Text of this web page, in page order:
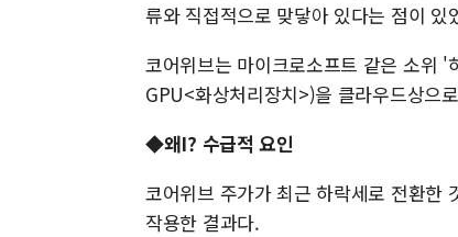
류와 직접적으로 맞닿아 있다는 점이 있
코어위브는 마이크로소프트 같은 소위
GPU<화상처리장치>)을 클라우드상으
◆왜I? 수급적 요인
코어위브 주가가 최근 하락세로 전환한
작용한 결과다.